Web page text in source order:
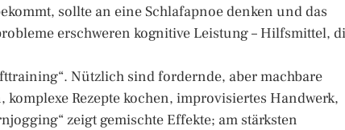
sollte an eine Schlafapnoe denken und das
erschweren kognitive Leistung – Hilfsmittel,
Nützlich sind fordernde, aber machbare
Rezepte kochen, improvisiertes Handwerk,
zeigt gemischte Effekte; am stärksten